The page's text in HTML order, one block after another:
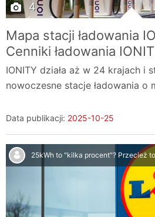
4
Mapa stacji ładowania
Cenniki ładowania
IONITY działa aż w 24 krajach i
nowoczesne stacje ładowania o
Data publikacji: 2025-10-25
25kWh to "kilka procent"? Przecież